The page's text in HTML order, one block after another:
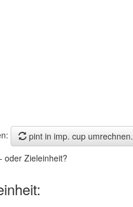
pint in imp. cup umrechnen.
oder Zieleinheit?